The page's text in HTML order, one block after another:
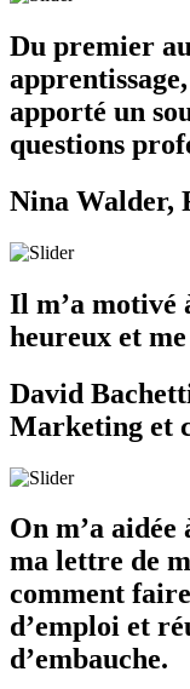
Du premier
apporté un
questions
Nina Walder,
Il m’a motivé
heureux et
David
Marketing et
On m’a
ma lettre de
comment
d’emploi et
d’embauche.